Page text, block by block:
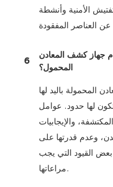
الأمنية وأنشطة
6
جهاز كشف المعادن
المحمول؟
المحمولة باليد لها
تكون لها حدود. عوامل
والإيجابيات
وعدم قدرتها على
بعض القيود التي يجب
مراعاتها.